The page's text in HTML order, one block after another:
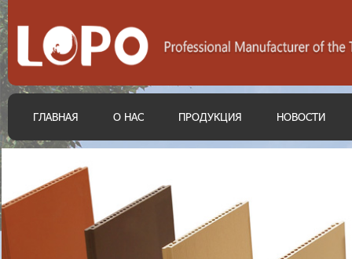
ГЛАВНАЯ О НАС ПРОДУКЦИЯ НОВОСТИ